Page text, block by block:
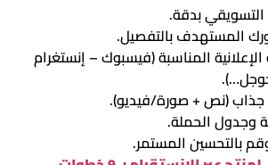
بدقة.
المستهدف بالتفصيل.
الإعلانية المناسبة (فيسبوك – إنستغرام
(نص + صورة/فيديو).
وجدول الحملة.
بالتحسين المستمر.